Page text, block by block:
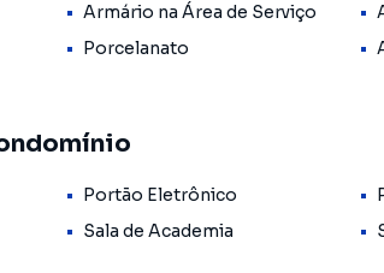
planejados
acabamento
natural
Armário na Área de Serviço
Porcelanato
Portão Eletrônico
Sala de Academia